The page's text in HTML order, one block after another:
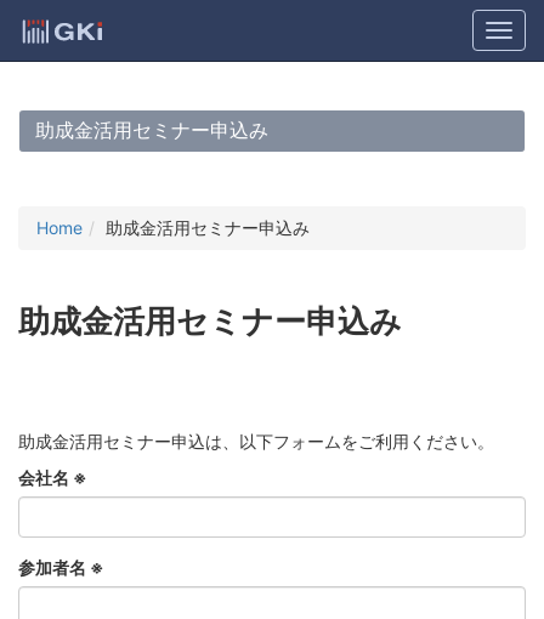
助成金活用セミナー申込み
Home 助成金活用セミナー申込み
助成金活用セミナー申込み
助成金活用セミナー申込は、以下フォームをご利用ください。
会社名 ※
参加者名 ※